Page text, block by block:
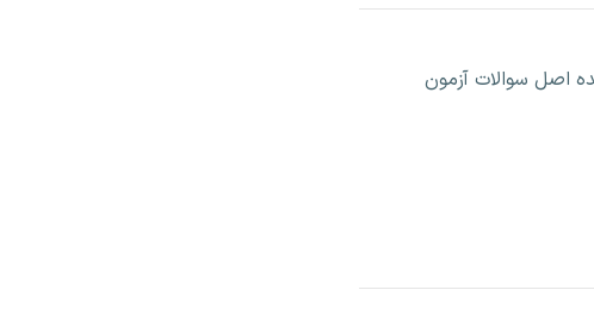
اصل سوالات آزمون